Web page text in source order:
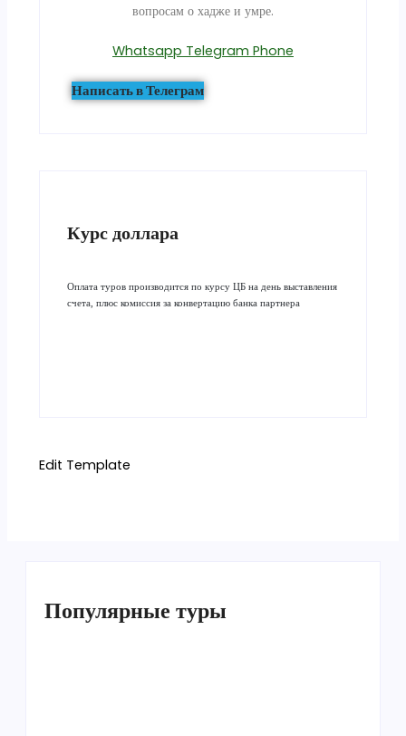
вопросам о хадже и умре.
Whatsapp Telegram Phone
Написать в Телеграм
Курс доллара
Оплата туров производится по курсу ЦБ на день выставления
счета, плюс комиссия за конвертацию банка партнера
Edit Template
Популярные туры